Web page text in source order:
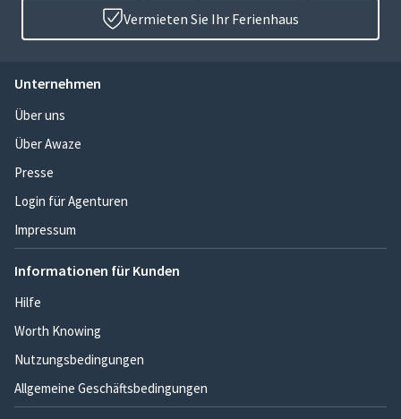
Vermieten Sie Ihr Ferienhaus
Unternehmen
Über uns
Über Awaze
Presse
Login für Agenturen
Impressum
Informationen für Kunden
Hilfe
Worth Knowing
Nutzungsbedingungen
Allgemeine Geschäftsbedingungen